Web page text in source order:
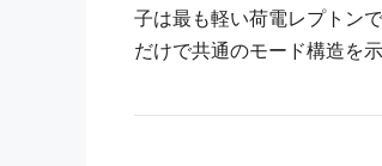
子は最も軽い荷電レプトン
だけで共通のモード構造を